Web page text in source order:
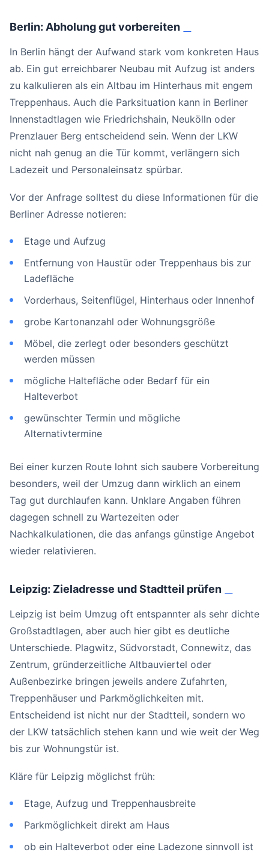
Berlin: Abholung gut vorbereiten
In Berlin hängt der Aufwand stark vom konkreten Haus
ab. Ein gut erreichbarer Neubau mit Aufzug ist anders
zu kalkulieren als ein Altbau im Hinterhaus mit engem
Treppenhaus. Auch die Parksituation kann in Berliner
Innenstadtlagen wie Friedrichshain, Neukölln oder
Prenzlauer Berg entscheidend sein. Wenn der LKW
nicht nah genug an die Tür kommt, verlängern sich
Ladezeit und Personaleinsatz spürbar.
Vor der Anfrage solltest du diese Informationen für die
Berliner Adresse notieren:
Etage und Aufzug
Entfernung von Haustür oder Treppenhaus bis zur
Ladefläche
Vorderhaus, Seitenflügel, Hinterhaus oder Innenhof
grobe Kartonanzahl oder Wohnungsgröße
Möbel, die zerlegt oder besonders geschützt
werden müssen
mögliche Haltefläche oder Bedarf für ein
Halteverbot
gewünschter Termin und mögliche
Alternativtermine
Bei einer kurzen Route lohnt sich saubere Vorbereitung
besonders, weil der Umzug dann wirklich an einem
Tag gut durchlaufen kann. Unklare Angaben führen
dagegen schnell zu Wartezeiten oder
Nachkalkulationen, die das anfangs günstige Angebot
wieder relativieren.
Leipzig: Zieladresse und Stadtteil prüfen
Leipzig ist beim Umzug oft entspannter als sehr dichte
Großstadtlagen, aber auch hier gibt es deutliche
Unterschiede. Plagwitz, Südvorstadt, Connewitz, das
Zentrum, gründerzeitliche Altbauviertel oder
Außenbezirke bringen jeweils andere Zufahrten,
Treppenhäuser und Parkmöglichkeiten mit.
Entscheidend ist nicht nur der Stadtteil, sondern wo
der LKW tatsächlich stehen kann und wie weit der Weg
bis zur Wohnungstür ist.
Kläre für Leipzig möglichst früh:
Etage, Aufzug und Treppenhausbreite
Parkmöglichkeit direkt am Haus
ob ein Halteverbot oder eine Ladezone sinnvoll ist